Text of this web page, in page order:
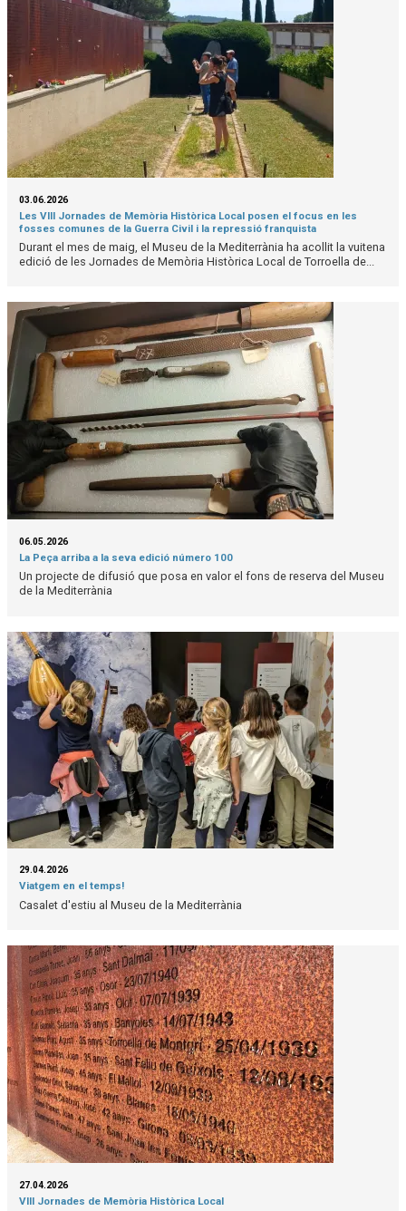
03.06.2026
Les VIII Jornades de Memòria Històrica Local posen el focus en les
fosses comunes de la Guerra Civil i la repressió franquista
Durant el mes de maig, el Museu de la Mediterrània ha acollit la vuitena
edició de les Jornades de Memòria Històrica Local de Torroella de...
06.05.2026
La Peça arriba a la seva edició número 100
Un projecte de difusió que posa en valor el fons de reserva del Museu
de la Mediterrània
29.04.2026
Viatgem en el temps!
Casalet d'estiu al Museu de la Mediterrània
27.04.2026
VIII Jornades de Memòria Històrica Local